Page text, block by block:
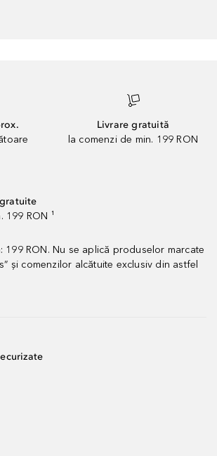
Livrare gratuită
la comenzi de min. 199 RON
199 RON ¹
199 RON. Nu se aplică produselor marcate
și comenzilor alcătuite exclusiv din astfel